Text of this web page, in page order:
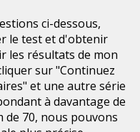
ci-dessous,
le test et d'obtenir
les résultats de mon
sur "Continuez
et une autre série
à davantage de
de 70, nous pouvons